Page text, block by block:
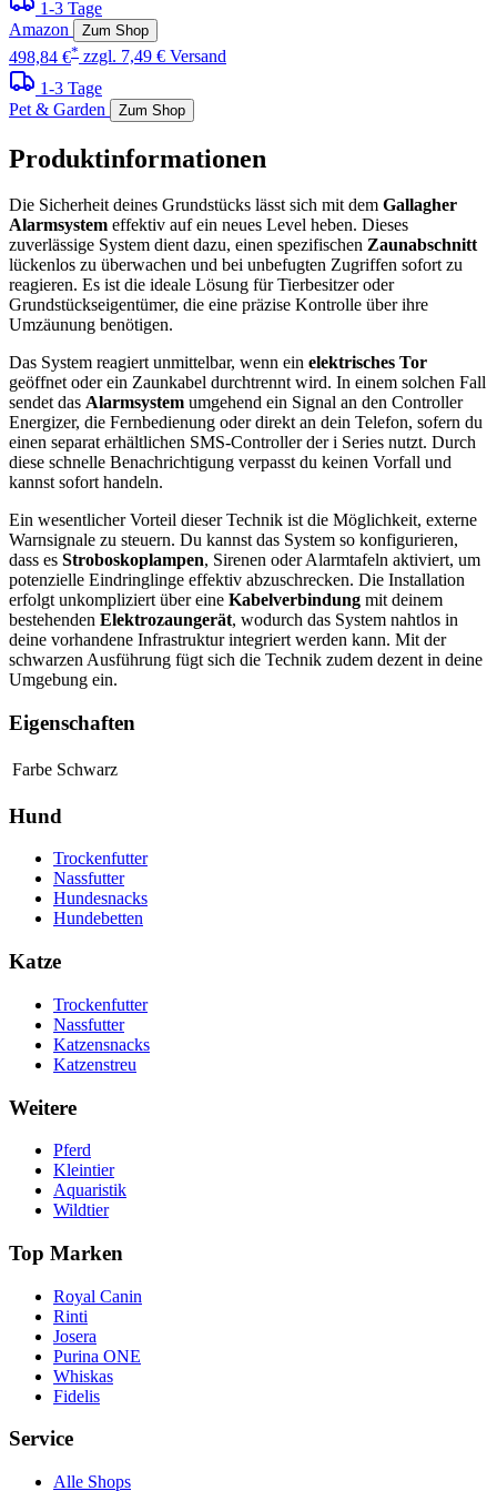
1-3 Tage
Amazon
Zum Shop
498,84 €* zzgl. 7,49 € Versand
1-3 Tage
Pet & Garden
Zum Shop
Produktinformationen
Die Sicherheit deines Grundstücks lässt sich mit dem Gallagher
Alarmsystem effektiv auf ein neues Level heben. Dieses
zuverlässige System dient dazu, einen spezifischen Zaunabschnitt
lückenlos zu überwachen und bei unbefugten Zugriffen sofort zu
reagieren. Es ist die ideale Lösung für Tierbesitzer oder
Grundstückseigentümer, die eine präzise Kontrolle über ihre
Umzäunung benötigen.
Das System reagiert unmittelbar, wenn ein elektrisches Tor
geöffnet oder ein Zaunkabel durchtrennt wird. In einem solchen Fall
sendet das Alarmsystem umgehend ein Signal an den Controller
Energizer, die Fernbedienung oder direkt an dein Telefon, sofern du
einen separat erhältlichen SMS-Controller der i Series nutzt. Durch
diese schnelle Benachrichtigung verpasst du keinen Vorfall und
kannst sofort handeln.
Ein wesentlicher Vorteil dieser Technik ist die Möglichkeit, externe
Warnsignale zu steuern. Du kannst das System so konfigurieren,
dass es Stroboskoplampen, Sirenen oder Alarmtafeln aktiviert, um
potenzielle Eindringlinge effektiv abzuschrecken. Die Installation
erfolgt unkompliziert über eine Kabelverbindung mit deinem
bestehenden Elektrozaungerät, wodurch das System nahtlos in
deine vorhandene Infrastruktur integriert werden kann. Mit der
schwarzen Ausführung fügt sich die Technik zudem dezent in deine
Umgebung ein.
Eigenschaften
Farbe Schwarz
Hund
Trockenfutter
Nassfutter
Hundesnacks
Hundebetten
Katze
Trockenfutter
Nassfutter
Katzensnacks
Katzenstreu
Weitere
Pferd
Kleintier
Aquaristik
Wildtier
Top Marken
Royal Canin
Rinti
Josera
Purina ONE
Whiskas
Fidelis
Service
Alle Shops